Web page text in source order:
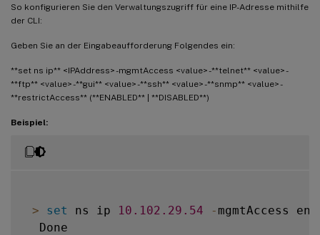
So konfigurieren Sie den Verwaltungszugriff für eine IP-Adresse mithilfe
der CLI:
Geben Sie an der Eingabeaufforderung Folgendes ein:
**set ns ip** <IPAddress> -mgmtAccess <value> -**telnet** <value> -
**ftp** <value> -**gui** <value> -**ssh** <value> -**snmp** <value> -
**restrictAccess** (**ENABLED** | **DISABLED**)
Beispiel:
> set ns ip 10.102 .29 .54 - mgmtAccess
  Done